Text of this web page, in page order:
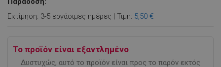
Εκτίμηση: 3-5 εργάσιμες ημέρες | Τιμή: 5,50 €
Το προϊόν είναι εξαντλημένο
Δυστυχώς, αυτό το προϊόν είναι προς το παρόν εκτός